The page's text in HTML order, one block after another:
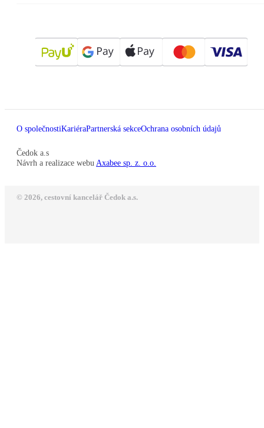
O společnostiKariéraPartnerská sekceOchrana osobních údajů
Čedok a.s
Návrh a realizace webu Axabee sp. z. o.o.
© 2026, cestovní kancelář Čedok a.s.